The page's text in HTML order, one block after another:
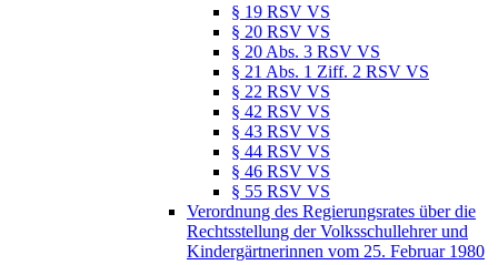
§ 19 RSV VS
§ 20 RSV VS
§ 20 Abs. 3 RSV VS
§ 21 Abs. 1 Ziff. 2 RSV VS
§ 22 RSV VS
§ 42 RSV VS
§ 43 RSV VS
§ 44 RSV VS
§ 46 RSV VS
§ 55 RSV VS
Verordnung des Regierungsrates über die
Rechtsstellung der Volksschullehrer und
Kindergärtnerinnen vom 25. Februar 1980